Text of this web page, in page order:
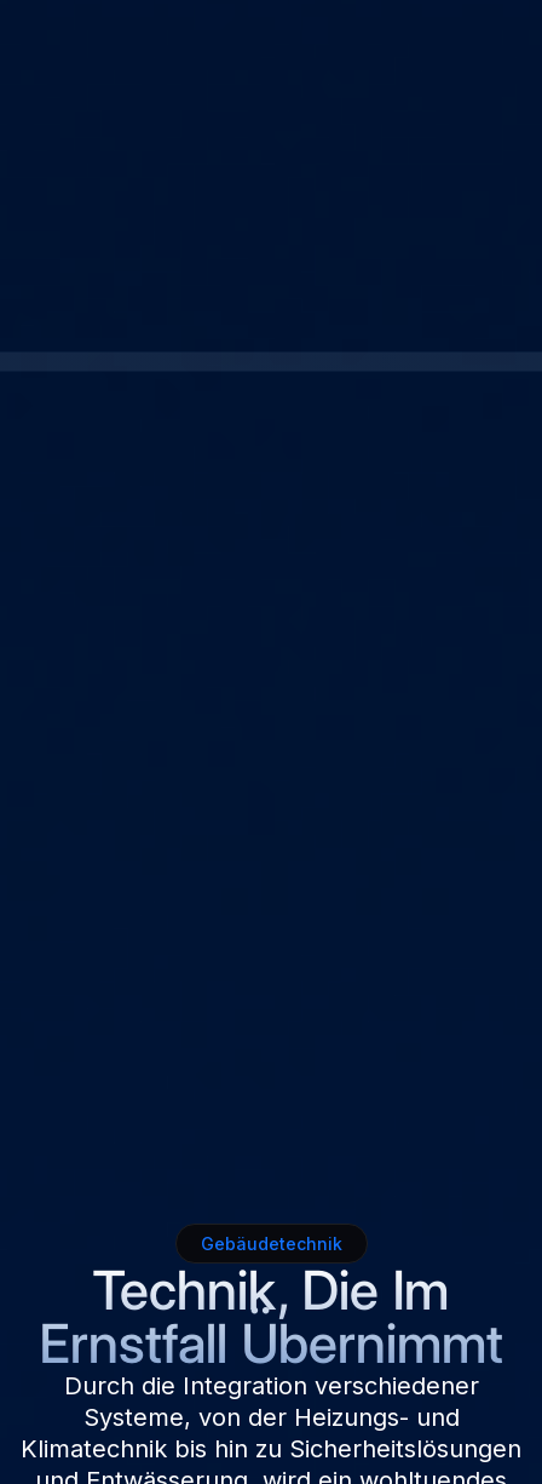
Gebäudetechnik
Technik, Die Im
Ernstfall Übernimmt
Durch die Integration verschiedener
Systeme, von der Heizungs- und
Klimatechnik bis hin zu Sicherheitslösungen